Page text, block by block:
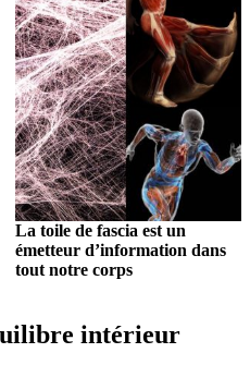
La toile de fascia est un
émetteur d’information dans
tout notre corps
intérieur